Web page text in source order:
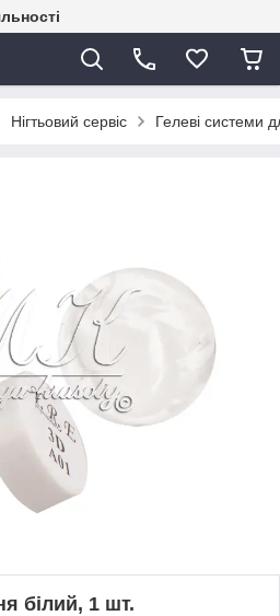
Нігтьовий сервіс Гелеві системи
білий, 1 шт.